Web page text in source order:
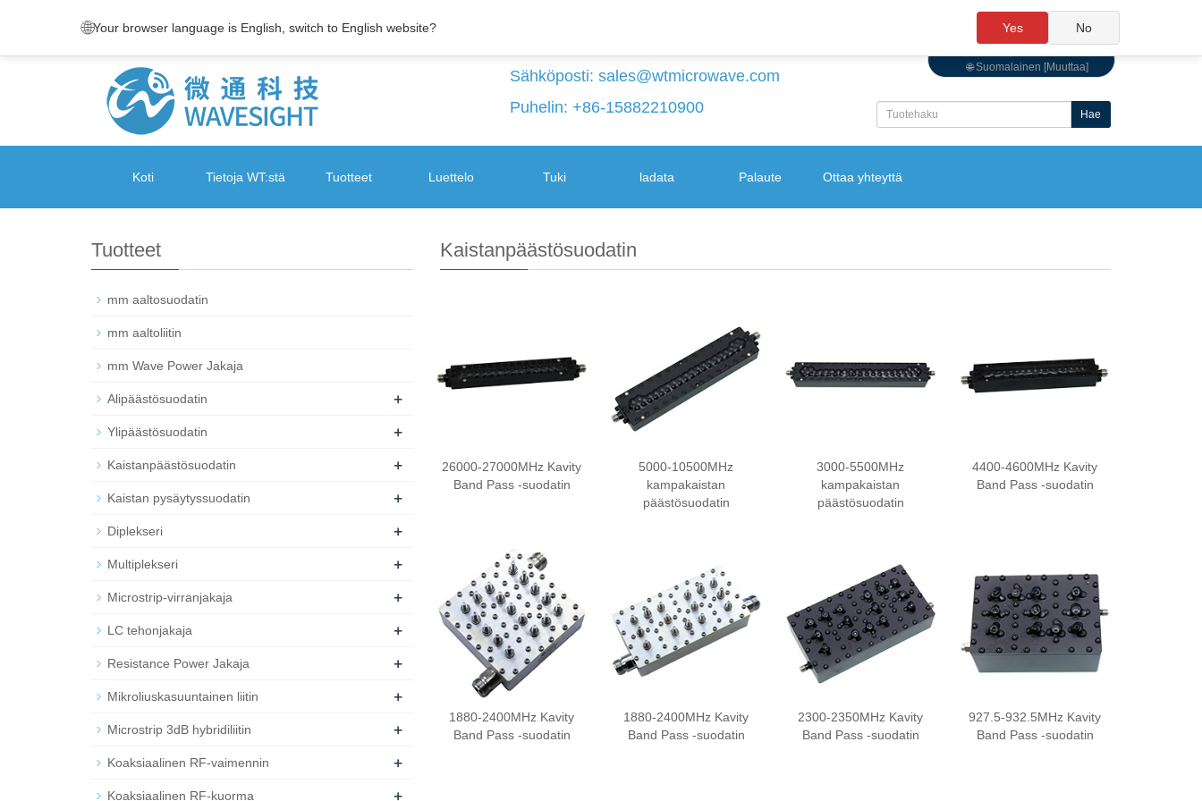
🌐 Suomalainen [Muuttaa]
Sähköposti: sales@wtmicrowave.com
Puhelin: +86-15882210900
Hae
Koti Tietoja WT:stä Tuotteet Luettelo Tuki ladata Palaute Ottaa yhteyttä
Kaistanpäästösuodatin
26000-27000MHz Kavity
Band Pass -suodatin
5000-10500MHz
kampakaistan
päästösuodatin
3000-5500MHz
kampakaistan
päästösuodatin
4400-4600MHz Kavity
Band Pass -suodatin
1880-2400MHz Kavity
Band Pass -suodatin
1880-2400MHz Kavity
Band Pass -suodatin
2300-2350MHz Kavity
Band Pass -suodatin
927.5-932.5MHz Kavity
Band Pass -suodatin
Tuotteet
mm aaltosuodatin
mm aaltoliitin
mm Wave Power Jakaja
Alipäästösuodatin +
Ylipäästösuodatin +
Kaistanpäästösuodatin +
Kaistan pysäytyssuodatin +
Diplekseri +
Multiplekseri +
Microstrip-virranjakaja +
LC tehonjakaja +
Resistance Power Jakaja +
Mikroliuskasuuntainen liitin +
Microstrip 3dB hybridiliitin +
Koaksiaalinen RF-vaimennin +
Koaksiaalinen RF-kuorma +
🌐Your browser language is English, switch to English website? Yes No